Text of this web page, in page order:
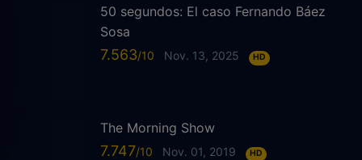
50 segundos: El caso Fernando Báez
Sosa
7.563 Nov. 13, 2025 HD
The Morning Show
7.747 Nov. 01, 2019 HD